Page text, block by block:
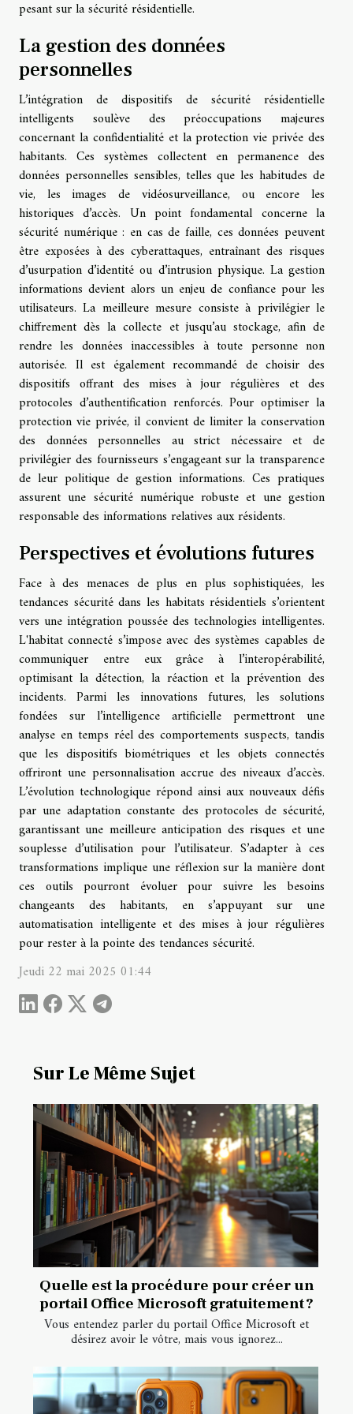
pesant sur la sécurité résidentielle.
La gestion des données
personnelles
L’intégration de dispositifs de sécurité résidentielle
intelligents soulève des préoccupations majeures
concernant la confidentialité et la protection vie privée des
habitants. Ces systèmes collectent en permanence des
données personnelles sensibles, telles que les habitudes de
vie, les images de vidéosurveillance, ou encore les
historiques d’accès. Un point fondamental concerne la
sécurité numérique : en cas de faille, ces données peuvent
être exposées à des cyberattaques, entraînant des risques
d’usurpation d’identité ou d’intrusion physique. La gestion
informations devient alors un enjeu de confiance pour les
utilisateurs. La meilleure mesure consiste à privilégier le
chiffrement dès la collecte et jusqu’au stockage, afin de
rendre les données inaccessibles à toute personne non
autorisée. Il est également recommandé de choisir des
dispositifs offrant des mises à jour régulières et des
protocoles d’authentification renforcés. Pour optimiser la
protection vie privée, il convient de limiter la conservation
des données personnelles au strict nécessaire et de
privilégier des fournisseurs s’engageant sur la transparence
de leur politique de gestion informations. Ces pratiques
assurent une sécurité numérique robuste et une gestion
responsable des informations relatives aux résidents.
Perspectives et évolutions futures
Face à des menaces de plus en plus sophistiquées, les
tendances sécurité dans les habitats résidentiels s’orientent
vers une intégration poussée des technologies intelligentes.
L'habitat connecté s’impose avec des systèmes capables de
communiquer entre eux grâce à l’interopérabilité,
optimisant la détection, la réaction et la prévention des
incidents. Parmi les innovations futures, les solutions
fondées sur l’intelligence artificielle permettront une
analyse en temps réel des comportements suspects, tandis
que les dispositifs biométriques et les objets connectés
offriront une personnalisation accrue des niveaux d’accès.
L’évolution technologique répond ainsi aux nouveaux défis
par une adaptation constante des protocoles de sécurité,
garantissant une meilleure anticipation des risques et une
souplesse d’utilisation pour l’utilisateur. S’adapter à ces
transformations implique une réflexion sur la manière dont
ces outils pourront évoluer pour suivre les besoins
changeants des habitants, en s’appuyant sur une
automatisation intelligente et des mises à jour régulières
pour rester à la pointe des tendances sécurité.
Jeudi 22 mai 2025 01:44
Sur Le Même Sujet
Quelle est la procédure pour créer un
portail Office Microsoft gratuitement ?
Vous entendez parler du portail Office Microsoft et
désirez avoir le vôtre, mais vous ignorez...